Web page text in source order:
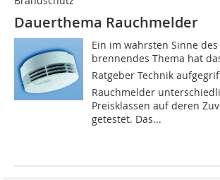
Dauerthema Rauchmelder
Ein im wahrsten Sinne des
brennendes Thema hat
Ratgeber Technik
Rauchmelder
Preisklassen auf deren
getestet. Das...